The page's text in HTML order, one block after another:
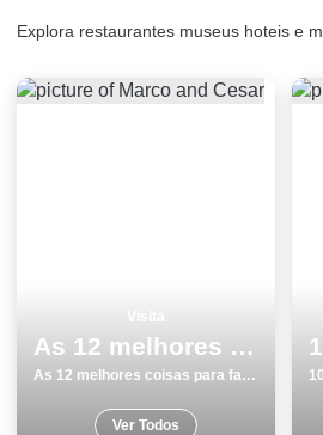
Explora restaurantes museus hoteis e
As 12 melhores coisas para fazer e visitar em Lagoa
As 12 melhores coisas para fazer e visitar em Lagoa
Ver Todos